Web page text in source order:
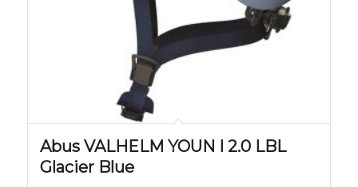
Abus VALHELM YOUN I 2.0 LBL
Glacier Blue